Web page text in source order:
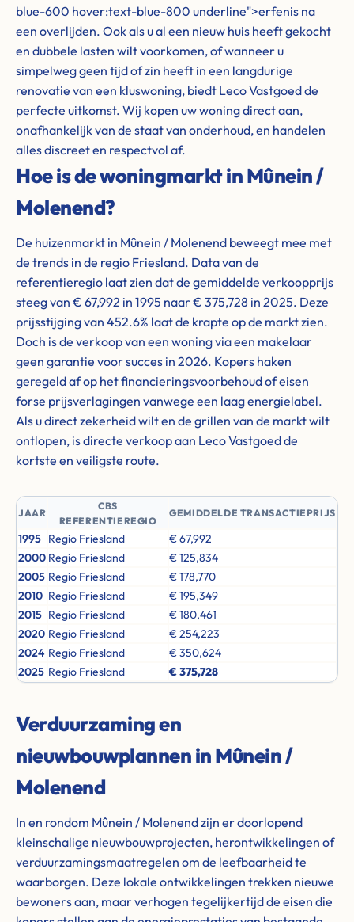
blue-600 hover:text-blue-800 underline">erfenis na
een overlijden. Ook als u al een nieuw huis heeft gekocht
en dubbele lasten wilt voorkomen, of wanneer u
simpelweg geen tijd of zin heeft in een langdurige
renovatie van een kluswoning, biedt Leco Vastgoed de
perfecte uitkomst. Wij kopen uw woning direct aan,
onafhankelijk van de staat van onderhoud, en handelen
alles discreet en respectvol af.
Hoe is de woningmarkt in Mûnein /
Molenend?
De huizenmarkt in Mûnein / Molenend beweegt mee met
de trends in de regio Friesland. Data van de
referentieregio laat zien dat de gemiddelde verkoopprijs
steeg van € 67,992 in 1995 naar € 375,728 in 2025. Deze
prijsstijging van 452.6% laat de krapte op de markt zien.
Doch is de verkoop van een woning via een makelaar
geen garantie voor succes in 2026. Kopers haken
geregeld af op het financieringsvoorbehoud of eisen
forse prijsverlagingen vanwege een laag energielabel.
Als u direct zekerheid wilt en de grillen van de markt wilt
ontlopen, is directe verkoop aan Leco Vastgoed de
kortste en veiligste route.
JAAR
CBS
REFERENTIEREGIO
GEMIDDELDE TRANSACTIEPRIJS
1995 Regio Friesland
€ 67,992
2000 Regio Friesland
€ 125,834
2005 Regio Friesland
€ 178,770
2010 Regio Friesland
€ 195,349
2015 Regio Friesland
€ 180,461
2020 Regio Friesland
€ 254,223
2024 Regio Friesland
€ 350,624
2025 Regio Friesland € 375,728
Verduurzaming en
nieuwbouwplannen in Mûnein /
Molenend
In en rondom Mûnein / Molenend zijn er doorlopend
kleinschalige nieuwbouwprojecten, herontwikkelingen of
verduurzamingsmaatregelen om de leefbaarheid te
waarborgen. Deze lokale ontwikkelingen trekken nieuwe
bewoners aan, maar verhogen tegelijkertijd de eisen die